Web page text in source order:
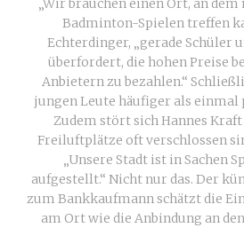
„Wir brauchen einen Ort, an
Badminton-Spielen treffen
Echterdinger, „gerade Schüler
überfordert, die hohen Preise
Anbietern zu bezahlen.“
jungen Leute häufiger als einmal
Zudem stört sich Hannes Kraft
Freiluftplätze oft verschlossen
„Unsere Stadt ist in Sachen
aufgestellt.“ Nicht nur das. Der
zum Bankkaufmann schätzt die
am Ort wie die Anbindung an